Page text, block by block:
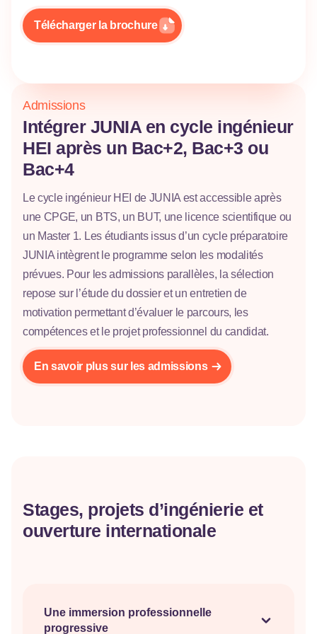
Admissions
Intégrer JUNIA en cycle ingénieur
HEI après un Bac+2, Bac+3 ou
Bac+4
Le cycle ingénieur HEI de JUNIA est accessible après
une CPGE, un BTS, un BUT, une licence scientifique ou
un Master 1. Les étudiants issus d’un cycle préparatoire
JUNIA intègrent le programme selon les modalités
prévues. Pour les admissions parallèles, la sélection
repose sur l’étude du dossier et un entretien de
motivation permettant d’évaluer le parcours, les
compétences et le projet professionnel du candidat.
En savoir plus sur les admissions
Stages, projets d’ingénierie et
ouverture internationale
Une immersion professionnelle
progressive
Télécharger la brochure